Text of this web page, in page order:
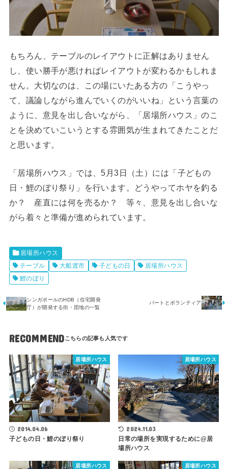
もちろん、テーブルのレイアウトに正解はありません
し、使い勝手が悪ければレイアウトが変わるかもしれま
せん。大切なのは、この場にいたある方の「こうやっ
て、議論しながら進んでいくのがいいね」という言葉の
ように、意見を出し合いながら、「居場所ハウス」のこ
とを決めていこいうとする雰囲気が生まれてきたことだ
と思います。
「居場所ハウス」では、5月3日（土）には「子どもの
日・鯉のぼり祭り」を行います。どうやってホヤを釣る
か？ 産直には何を売るか？ 等々、意見を出し合いな
がら着々と準備が進められています。
居場所ハウス
テーブル
大船渡市 子どもの日
居場所ハウス
鯉のぼり
シンガポールのHDB（住宅開発
庁）が開発する街・団地の一覧
パートとボランティア
RECOMMEND
居場所ハウス
2014.04.06
子どもの日・鯉のぼり祭り
居場所ハウス
2024.11.03
日常の場所を実現するために@居
場所ハウス
居場所ハウス 居場所ハウス